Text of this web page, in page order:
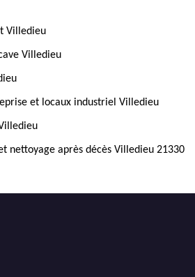
Villedieu
Villedieu
et locaux industriel Villedieu
nettoyage après décès Villedieu 21330